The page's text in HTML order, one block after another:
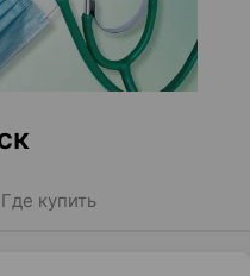
Где купить